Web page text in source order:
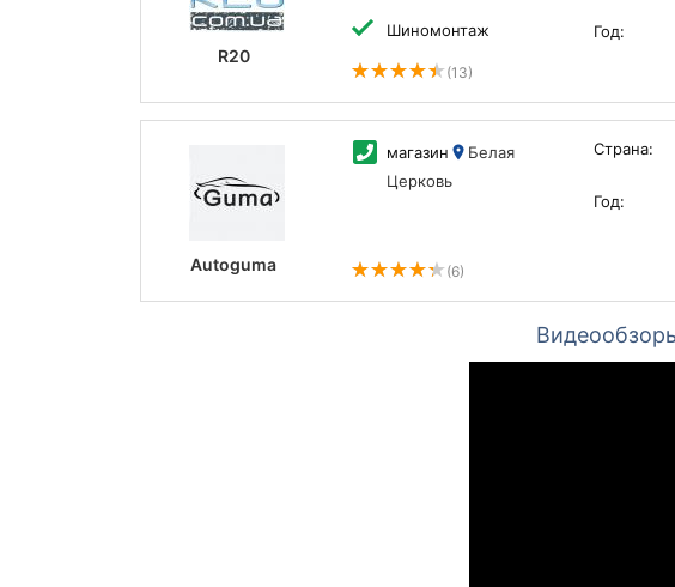
R20
Шиномонтаж
(13)
Год:
Autoguma
магазин
Белая
Церковь
(6)
Страна:
Год: